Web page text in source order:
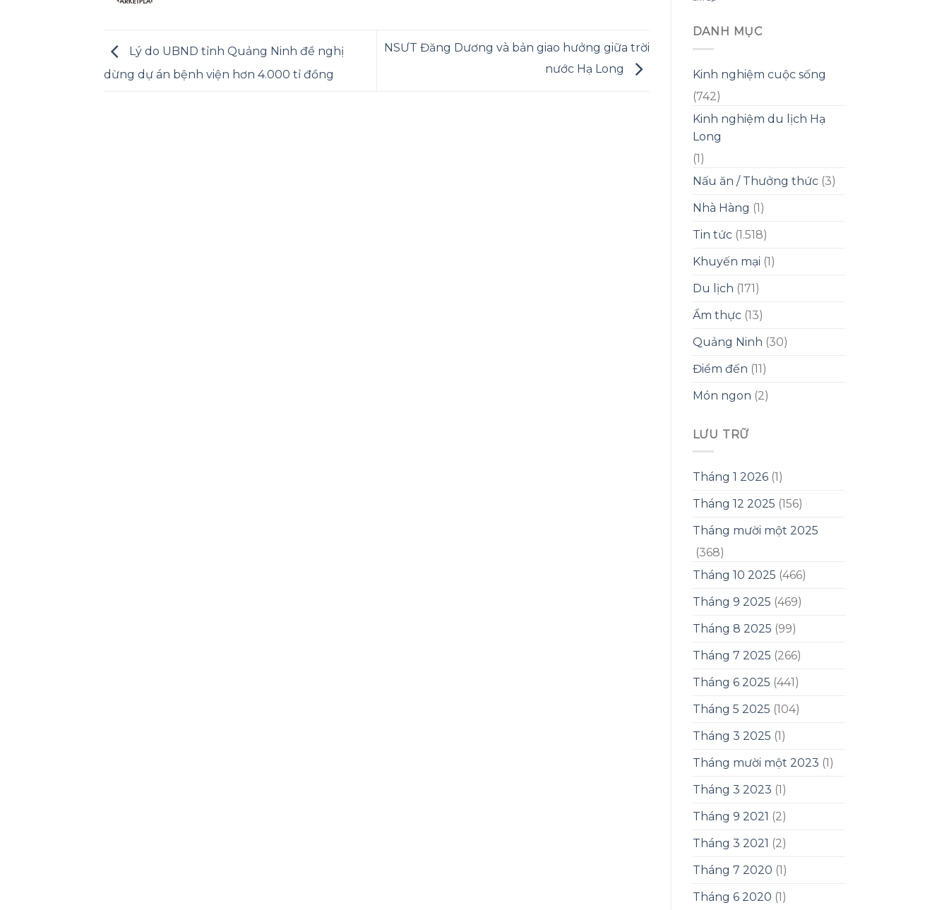
Lý do UBND tỉnh Quảng Ninh đề nghị
dừng dự án bệnh viện hơn 4.000 tỉ đồng
NSƯT Đăng Dương và bản giao hưởng giữa trời
nước Hạ Long
DANH MỤC
Kinh nghiệm cuộc sống
(742)
Kinh nghiệm du lịch Hạ
Long
(1)
Nấu ăn / Thưởng thức(3)
Nhà Hàng (1)
Tin tức(1.518)
Khuyến mại (1)
Du lịch (171)
Ẩm thực(13)
Quảng Ninh (30)
Điểm đến (11)
Món ngon (2)
LƯU TRỮ
Tháng 1 2026(1)
Tháng 12 2025 (156)
Tháng mười một 2025
(368)
Tháng 10 2025 (466)
Tháng 9 2025 (469)
Tháng 8 2025 (99)
Tháng 7 2025 (266)
Tháng 6 2025 (441)
Tháng 5 2025 (104)
Tháng 3 2025 (1)
Tháng mười một 2023 (1)
Tháng 3 2023 (1)
Tháng 9 2021 (2)
Tháng 3 2021 (2)
Tháng 7 2020 (1)
Tháng 6 2020 (1)